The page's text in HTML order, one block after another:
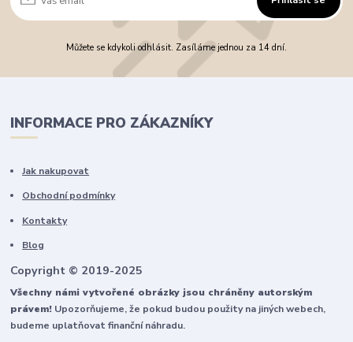
Můžete se kdykoli odhlásit. Zasíláme jednou za 14 dní.
INFORMACE PRO ZÁKAZNÍKY
Jak nakupovat
Obchodní podmínky
Kontakty
Blog
Copyright © 2019-2025
Všechny námi vytvořené obrázky jsou chráněny autorským
právem! Upozorňujeme, že pokud budou použity na jiných webech,
budeme uplatňovat finanční náhradu.